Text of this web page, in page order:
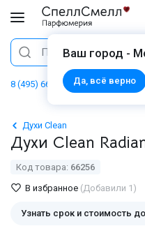
Ваш город -
Да, всё верно
Поиск
8 (495) 668 06 02
Духи Clean
Духи Clean
Код товара: 66256
В избранное (Добавили 1)
Узнать срок и стоимость